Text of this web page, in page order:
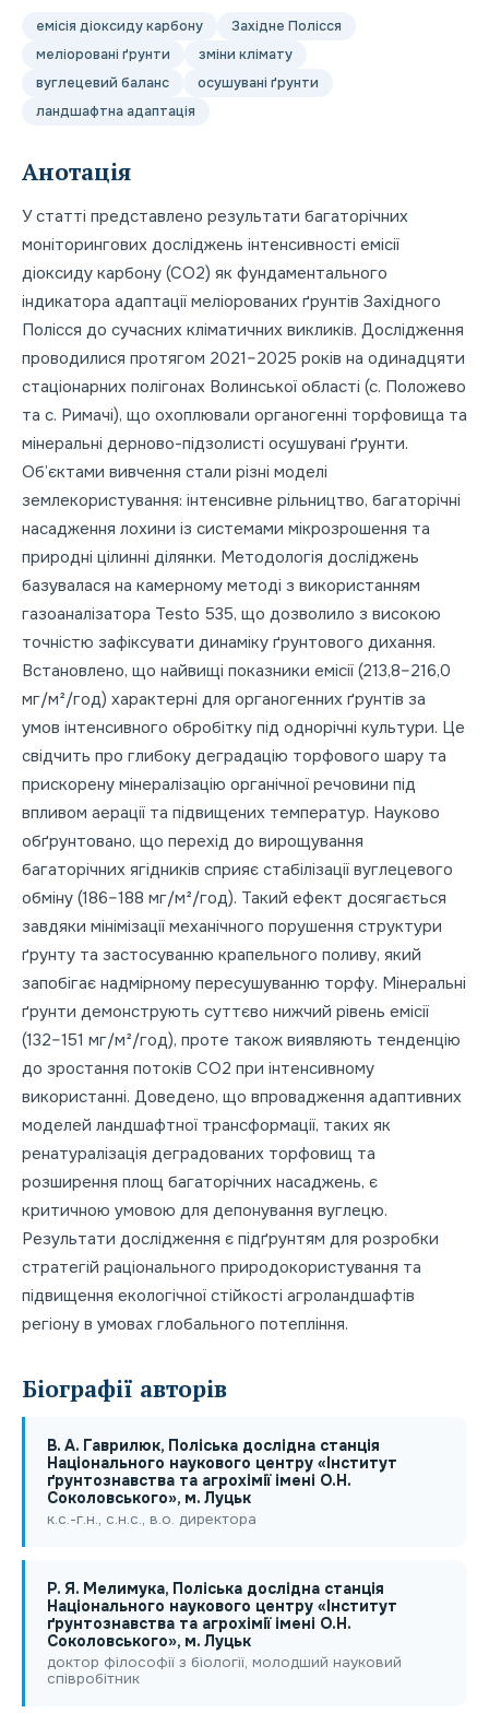
емісія діоксиду карбону
Західне Полісся
меліоровані ґрунти
зміни клімату
вуглецевий баланс
осушувані ґрунти
ландшафтна адаптація
Анотація
У статті представлено результати багаторічних
моніторингових досліджень інтенсивності емісії
діоксиду карбону (CO2) як фундаментального
індикатора адаптації меліорованих ґрунтів Західного
Полісся до сучасних кліматичних викликів. Дослідження
проводилися протягом 2021–2025 років на одинадцяти
стаціонарних полігонах Волинської області (с. Положево
та с. Римачі), що охоплювали органогенні торфовища та
мінеральні дерново-підзолисті осушувані ґрунти.
Об’єктами вивчення стали різні моделі
землекористування: інтенсивне рільництво, багаторічні
насадження лохини із системами мікрозрошення та
природні цілинні ділянки. Методологія досліджень
базувалася на камерному методі з використанням
газоаналізатора Testo 535, що дозволило з високою
точністю зафіксувати динаміку ґрунтового дихання.
Встановлено, що найвищі показники емісії (213,8–216,0
мг/м²/год) характерні для органогенних ґрунтів за
умов інтенсивного обробітку під однорічні культури. Це
свідчить про глибоку деградацію торфового шару та
прискорену мінералізацію органічної речовини під
впливом аерації та підвищених температур. Науково
обґрунтовано, що перехід до вирощування
багаторічних ягідників сприяє стабілізації вуглецевого
обміну (186–188 мг/м²/год). Такий ефект досягається
завдяки мінімізації механічного порушення структури
ґрунту та застосуванню крапельного поливу, який
запобігає надмірному пересушуванню торфу. Мінеральні
ґрунти демонструють суттєво нижчий рівень емісії
(132–151 мг/м²/год), проте також виявляють тенденцію
до зростання потоків СО2 при інтенсивному
використанні. Доведено, що впровадження адаптивних
моделей ландшафтної трансформації, таких як
ренатуралізація деградованих торфовищ та
розширення площ багаторічних насаджень, є
критичною умовою для депонування вуглецю.
Результати дослідження є підґрунтям для розробки
стратегій раціонального природокористування та
підвищення екологічної стійкості агроландшафтів
регіону в умовах глобального потепління.
Біографії авторів
В. А. Гаврилюк, Поліська дослідна станція
Національного наукового центру «Інститут
ґрунтознавства та агрохімії імені О.Н.
Соколовського», м. Луцьк
к.с.-г.н., с.н.с., в.о. директора
Р. Я. Мелимука, Поліська дослідна станція
Національного наукового центру «Інститут
ґрунтознавства та агрохімії імені О.Н.
Соколовського», м. Луцьк
доктор філософії з біології, молодший науковий
співробітник